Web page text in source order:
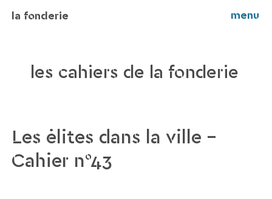
la fonderie menu
les cahiers de la fonderie
Les élites dans la ville –
Cahier n°43